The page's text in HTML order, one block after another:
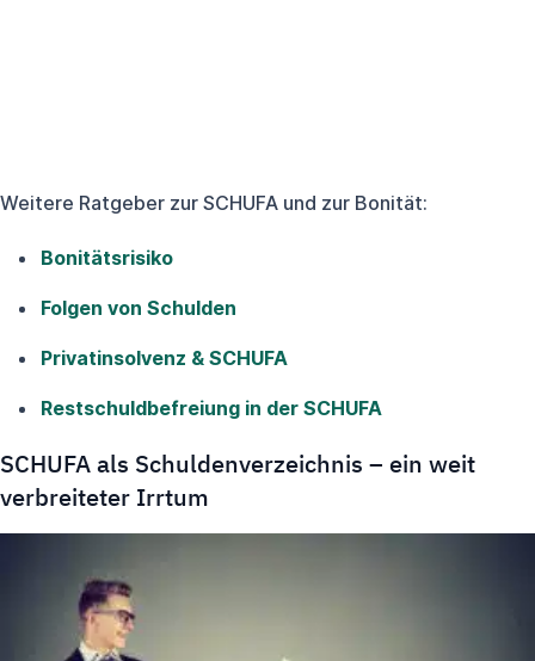
Weitere Ratgeber zur SCHUFA und zur Bonität:
Bonitätsrisiko
Folgen von Schulden
Privatinsolvenz & SCHUFA
Restschuldbefreiung in der SCHUFA
SCHUFA als Schuldenverzeichnis – ein weit
verbreiteter Irrtum